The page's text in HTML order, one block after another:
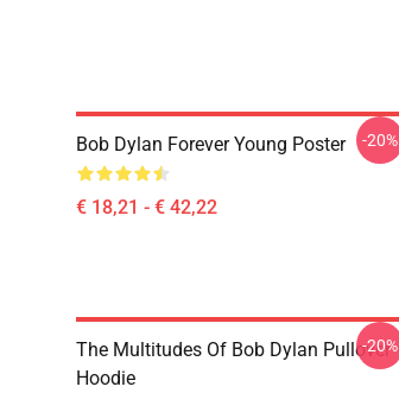
Bob Dylan Forever Young Poster
€ 18,21 - € 42,22
-20%
The Multitudes Of Bob Dylan Pullover
Hoodie
-20%